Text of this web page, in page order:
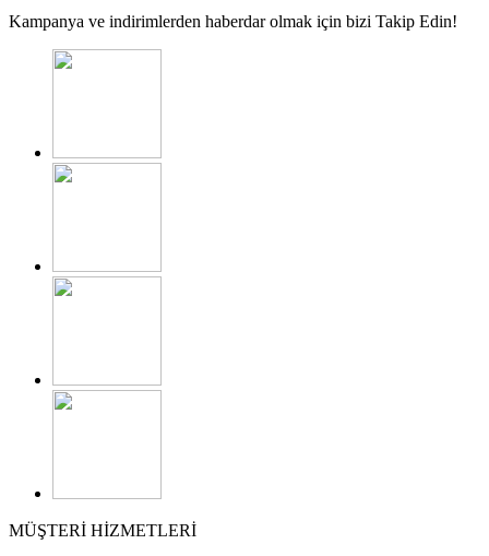
Kampanya ve indirimlerden haberdar olmak için bizi Takip Edin!
MÜŞTERİ HİZMETLERİ